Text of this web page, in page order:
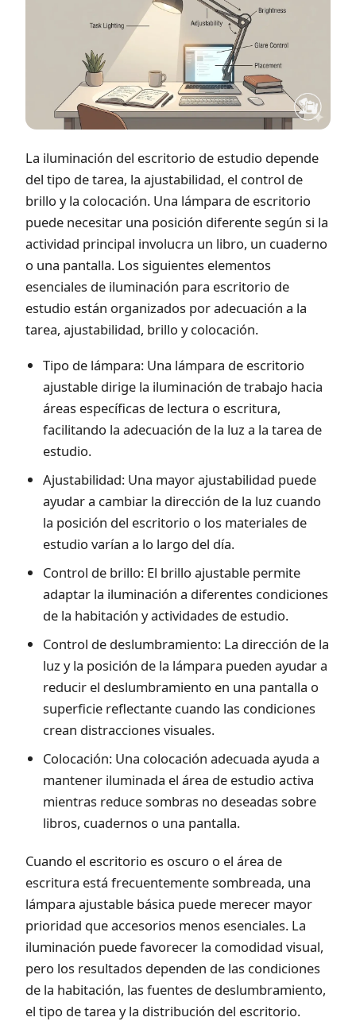
La iluminación del escritorio de estudio depende
del tipo de tarea, la ajustabilidad, el control de
brillo y la colocación. Una lámpara de escritorio
puede necesitar una posición diferente según si la
actividad principal involucra un libro, un cuaderno
o una pantalla. Los siguientes elementos
esenciales de iluminación para escritorio de
estudio están organizados por adecuación a la
tarea, ajustabilidad, brillo y colocación.
Tipo de lámpara: Una lámpara de escritorio
ajustable dirige la iluminación de trabajo hacia
áreas específicas de lectura o escritura,
facilitando la adecuación de la luz a la tarea de
estudio.
Ajustabilidad: Una mayor ajustabilidad puede
ayudar a cambiar la dirección de la luz cuando
la posición del escritorio o los materiales de
estudio varían a lo largo del día.
Control de brillo: El brillo ajustable permite
adaptar la iluminación a diferentes condiciones
de la habitación y actividades de estudio.
Control de deslumbramiento: La dirección de la
luz y la posición de la lámpara pueden ayudar a
reducir el deslumbramiento en una pantalla o
superficie reflectante cuando las condiciones
crean distracciones visuales.
Colocación: Una colocación adecuada ayuda a
mantener iluminada el área de estudio activa
mientras reduce sombras no deseadas sobre
libros, cuadernos o una pantalla.
Cuando el escritorio es oscuro o el área de
escritura está frecuentemente sombreada, una
lámpara ajustable básica puede merecer mayor
prioridad que accesorios menos esenciales. La
iluminación puede favorecer la comodidad visual,
pero los resultados dependen de las condiciones
de la habitación, las fuentes de deslumbramiento,
el tipo de tarea y la distribución del escritorio.